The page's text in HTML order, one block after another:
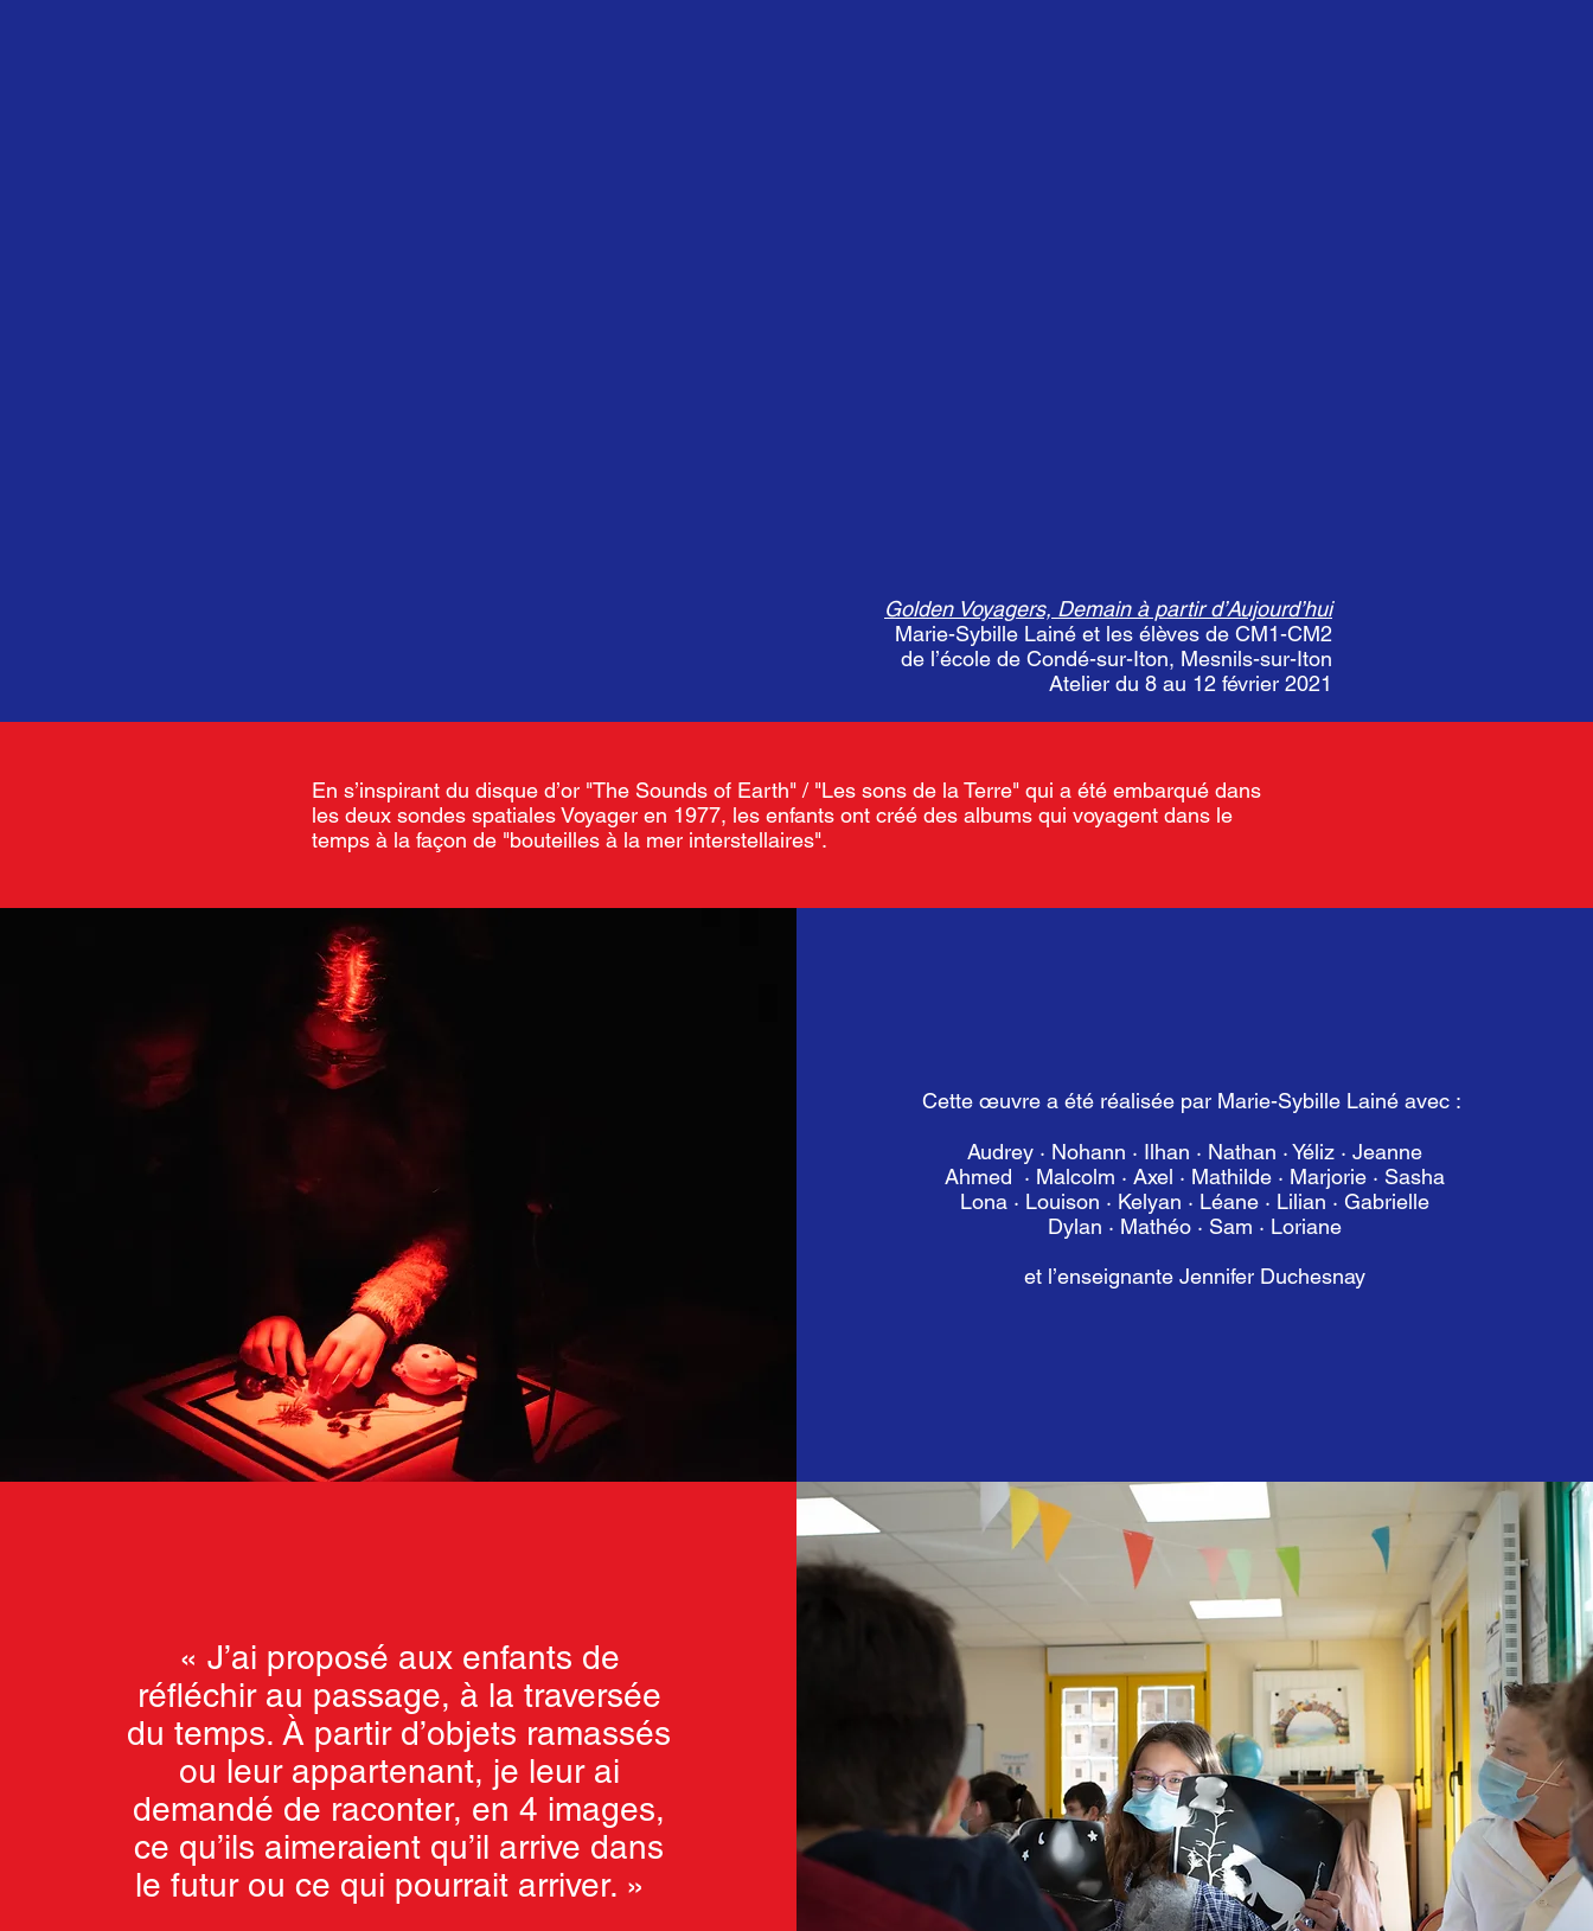
Golden Voyagers, Demain à partir d’Aujourd’hui
Marie-Sybille Lainé et les élèves de CM1-CM2
de l’école de Condé-sur-Iton, Mesnils-sur-Iton
Atelier du 8 au 12 février 2021
En s’inspirant du disque d’or "The Sounds of Earth" / "Les sons de la Terre" qui a été embarqué dans
les deux sondes spatiales Voyager en 1977, les enfants ont créé des albums qui voyagent dans le
temps à la façon de "bouteilles à la mer interstellaires".
Cette œuvre a été réalisée par Marie-Sybille Lainé avec :
Audrey · Nohann · Ilhan · Nathan · Yéliz · Jeanne
Ahmed · Malcolm · Axel · Mathilde · Marjorie · Sasha
Lona · Louison · Kelyan · Léane · Lilian · Gabrielle
Dylan · Mathéo · Sam · Loriane
et l’enseignante Jennifer Duchesnay
« J’ai proposé aux enfants de
réfléchir au passage, à la traversée
du temps. À partir d’objets ramassés
ou leur appartenant, je leur ai
demandé de raconter, en 4 images,
ce qu’ils aimeraient qu’il arrive dans
le futur ou ce qui pourrait arriver. »